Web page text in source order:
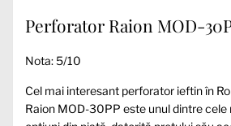
Perforator Raion MOD-
Nota: 5/10
Cel mai interesant perforator ieftin în
Raion MOD-30PP este unul dintre